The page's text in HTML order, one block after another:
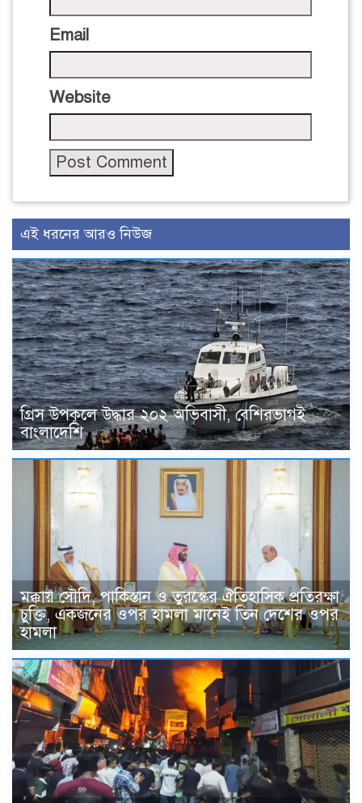
Email
Website
এই ধরনের আরও নিউজ
গ্রিস উপকূলে উদ্ধার ২০২ অভিবাসী, বেশিরভাগই
বাংলাদেশি
মক্কায় সৌদি, পাকিস্তান ও তুরস্কের ঐতিহাসিক প্রতিরক্ষা
চুক্তি, একজনের ওপর হামলা মানেই তিন দেশের ওপর
হামলা